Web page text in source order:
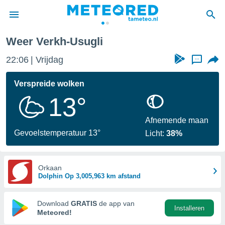
door
verstrekte
hoge
hebt de
voor
op basis
Weer Verkh-Usugli
22:06 Vrijdag ...
Verspreide wolken
13°
Gevoelstemperatuur 13°
Afnemende maan
Licht:38%
Orkaan
Dolphin Op 3,005,963 km afstand
Download GRATIS de app van
Meteored!
Installeren